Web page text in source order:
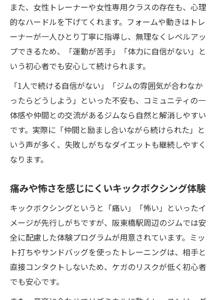
び方
初心者女性も安心なキックボクシングジム
の条件
体験レッスンでキックボクシングの雰囲気
を知ろう
女性目線で選ぶキックボクシングジムのポ
イント
アットホームなキックボクシングで始めや
すさ抜群
トレーナーの丁寧な指導が魅力のキックボ
また、女性トレーナーや女性専用クラスの存在も、心理
的なハードルを下げてくれます。フォームや動きはトレ
ーナーが一人ひとり丁寧に指導し、無理なくレベルアッ
プできるため、「運動が苦手」「体力に自信がない」と
いう初心者でも安心して続けられます。
「1人で続ける自信がない」「ジムの雰囲気が合わなか
ったらどうしよう」といった不安も、コミュニティの一
体感や仲間との交流があるジムなら自然と解消しやすい
です。実際に「仲間と励まし合いながら続けられた」と
いう声が多く、失敗しがちなダイエットも継続しやすく
なります。
痛みや怖さを感じにくいキックボクシング体験
キックボクシングというと「痛い」「怖い」といったイ
メージが先行しがちですが、阪東橋駅周辺のジムでは安
全に配慮した体験プログラムが用意されています。ミッ
ト打ちやサンドバッグを使ったトレーニングは、相手と
直接コンタクトしないため、ケガのリスクが低く初心者
でも安心です。